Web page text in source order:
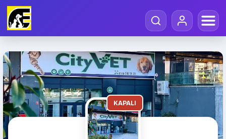
KAPALI